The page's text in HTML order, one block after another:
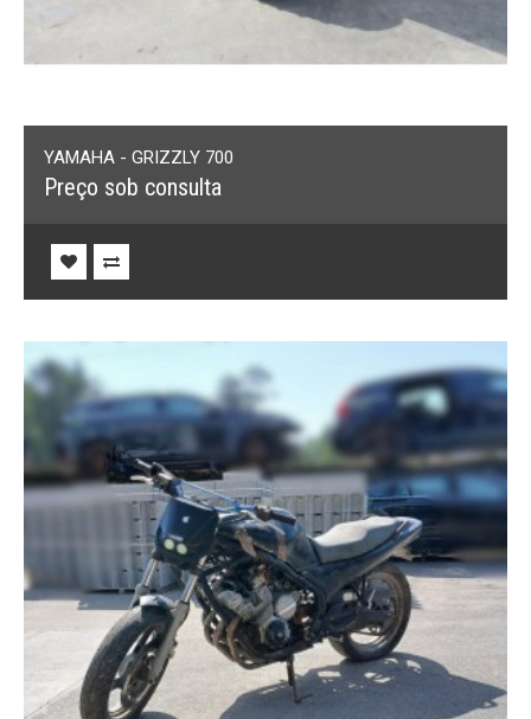
YAMAHA - GRIZZLY 700
Preço sob consulta